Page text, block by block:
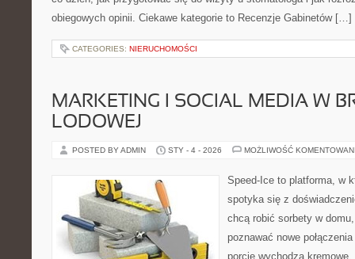
obiegowych opinii. Ciekawe kategorie to Recenzje Gabinetów […]
CATEGORIES: NIERUCHOMOŚCI
MARKETING I SOCIAL MEDIA W
LODOWEJ
POSTED BY ADMIN STY - 4 - 2026 MOŻLIWOŚĆ
Speed-Ice to platforma, w
spotyka się z
chcą robić sorbety w
poznawać nowe
porcje wychodzą